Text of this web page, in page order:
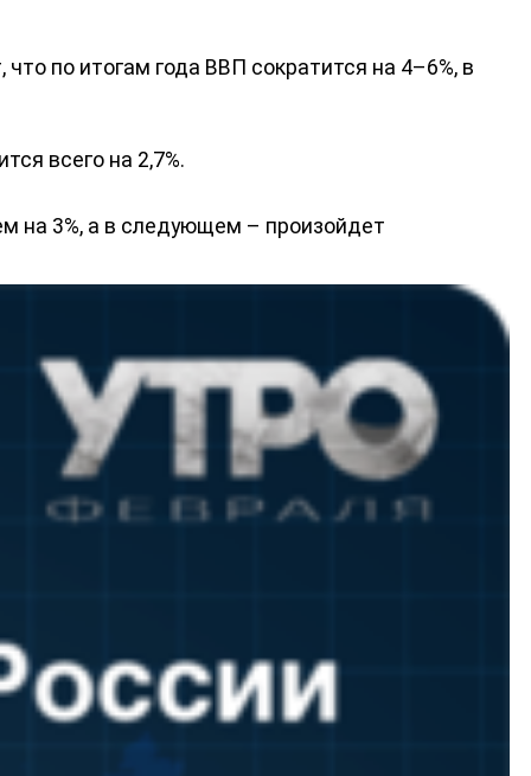
НОВОСТИ
по итогам года ВВП сократится на 4–6%, в
всего на 2,7%.
на 3%, а в следующем – произойдет